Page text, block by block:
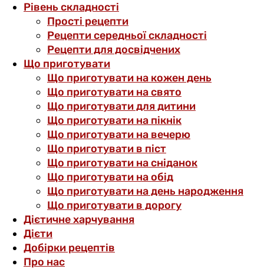
Рівень складності
Прості рецепти
Рецепти середньої складності
Рецепти для досвідчених
Що приготувати
Що приготувати на кожен день
Що приготувати на свято
Що приготувати для дитини
Що приготувати на пікнік
Що приготувати на вечерю
Що приготувати в піст
Що приготувати на сніданок
Що приготувати на обід
Що приготувати на день народження
Що приготувати в дорогу
Дієтичне харчування
Дієти
Добірки рецептів
Про нас